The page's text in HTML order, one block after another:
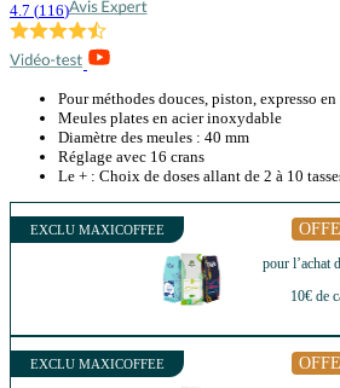
4.7 (116)
Pour méthodes douces, piston, expresso en
Meules plates en acier inoxydable
Diamètre des meules : 40 mm
Réglage avec 16 crans
Le + : Choix de doses allant de 2 à 10
EXCLU MAXICOFFEE
pour l’achat
10€ de
EXCLU MAXICOFFEE